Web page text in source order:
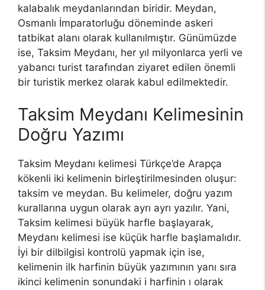
kalabalık meydanlarından biridir. Meydan,
Osmanlı İmparatorluğu döneminde askeri
tatbikat alanı olarak kullanılmıştır. Günümüzde
ise, Taksim Meydanı, her yıl milyonlarca yerli ve
yabancı turist tarafından ziyaret edilen önemli
bir turistik merkez olarak kabul edilmektedir.
Taksim Meydanı Kelimesinin
Doğru Yazımı
Taksim Meydanı kelimesi Türkçe’de Arapça
kökenli iki kelimenin birleştirilmesinden oluşur:
taksim ve meydan. Bu kelimeler, doğru yazım
kurallarına uygun olarak ayrı ayrı yazılır. Yani,
Taksim kelimesi büyük harfle başlayarak,
Meydanı kelimesi ise küçük harfle başlamalıdır.
İyi bir dilbilgisi kontrolü yapmak için ise,
kelimenin ilk harfinin büyük yazımının yanı sıra
ikinci kelimenin sonundaki i harfinin ı olarak